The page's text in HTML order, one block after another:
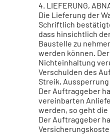
4. LIEFERUNG,
Die Lieferung der
Schriftlich
dass hinsichtlich
Baustelle zu
werden können.
Nichteinhaltung
Verschulden des
Streik,
Der Auftraggeber
vereinbarten
werden, so geht die
Der Auftraggeber